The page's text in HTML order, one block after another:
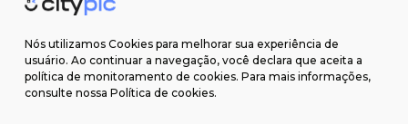
Nós utilizamos Cookies para melhorar sua experiência de
usuário. Ao continuar a navegação, você declara que aceita a
política de monitoramento de cookies. Para mais informações,
consulte nossa Política de cookies.
Contrato de licença
Suporte